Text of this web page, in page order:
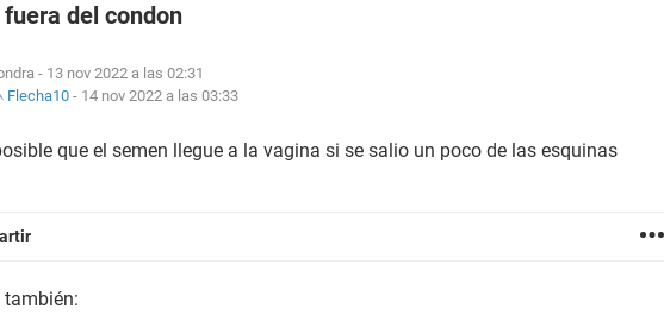
del condon
- 13 nov 2022 a las 02:31
Flecha10 - 14 nov 2022 a las 03:33
que el semen llegue a la vagina si se salio un poco de las esquinas
también: